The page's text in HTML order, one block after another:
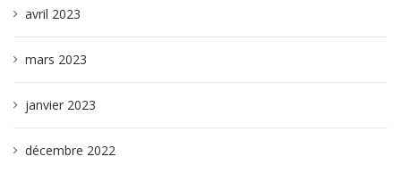
avril 2023
mars 2023
janvier 2023
décembre 2022